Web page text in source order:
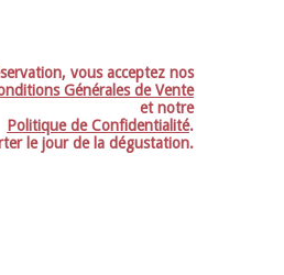
vous acceptez nos
Générales de Vente
et notre
Politique de Confidentialité.
le jour de la dégustation.